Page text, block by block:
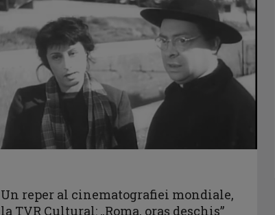
Un reper al cinematografiei mondiale,
la TVR Cultural: „Roma, oraș deschis”